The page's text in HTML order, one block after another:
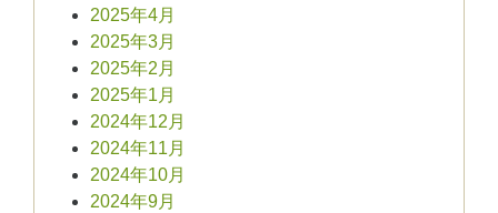
2025年4月
2025年3月
2025年2月
2025年1月
2024年12月
2024年11月
2024年10月
2024年9月